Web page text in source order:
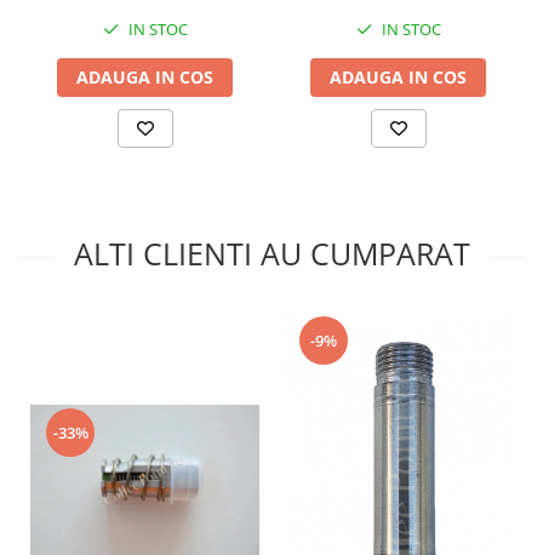
IN STOC
ADAUGA IN COS
IN STOC
ADAUGA IN COS
ALTI CLIENTI AU CUMPARAT
-33%
-9%